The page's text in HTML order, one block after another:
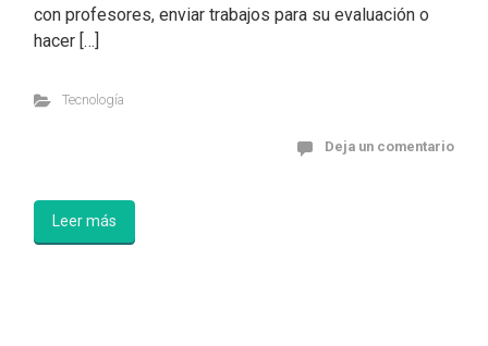
con profesores, enviar trabajos para su evaluación o
hacer […]
Tecnología
Deja un comentario
Leer más